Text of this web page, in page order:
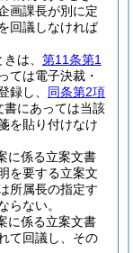
画課長が別に定
回議しなければ
は、 第11条第1
ては電子決裁・
録し、 同条第2項
書にあっては当該
を貼り付けなけ
に係る立案文書
を要する立案文
所属長の指定す
らない。
に係る立案文書
て回議し、その